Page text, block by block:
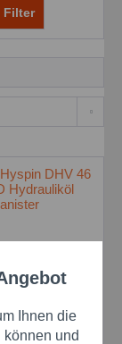
Filter
DHV 46
Ihnen die
und